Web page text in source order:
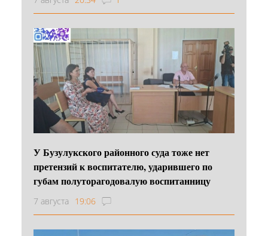
У Бузулукского районного суда тоже нет
претензий к воспитателю, ударившего по
губам полуторагодовалую воспитанницу
7 августа 19:06